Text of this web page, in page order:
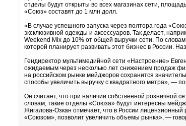
отделы будут открыты во всех магазинах сети,
«Союз» составят до 1 млн долл.
«В случае успешного запуска через полтора года
эксклюзивной одежды и аксессуаров. Так делает,
Weekend Mix до 10% от общей выручки сети. По
которой планирует развивать этот бизнес в России.
Гендиректор мультимедийной сети «Настроение»
ожидаемым через несколько лет снижением продаж
на российском рынке мейджоров сохранится
способы увеличить выручку с квадратного метра», —
Он считает, что при наличии собственной розничной
словам, такие отделы «Союза» будут интересны
Жигалова-Озкан отмечает, что в России
«Союзом», позволит увеличить объемы рынка», —